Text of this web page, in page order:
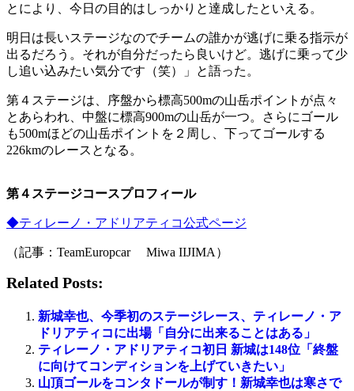
とにより、今日の目的はしっかりと達成したといえる。
明日は長いステージなのでチームの誰かが逃げに乗る指示が
出るだろう。それが自分だったら良いけど。逃げに乗って少
し追い込みたい気分です（笑）」と語った。
第４ステージは、序盤から標高500mの山岳ポイントが点々
とあらわれ、中盤に標高900mの山岳が一つ。さらにゴール
も500mほどの山岳ポイントを２周し、下ってゴールする
226kmのレースとなる。
第４ステージコースプロフィール
◆ティレーノ・アドリアティコ公式ページ
（記事：TeamEuropcar Miwa IIJIMA）
Related Posts:
新城幸也、今季初のステージレース、ティレーノ・ア
ドリアティコに出場「自分に出来ることはある」
ティレーノ・アドリアティコ初日 新城は148位「終盤
に向けてコンディションを上げていきたい」
山頂ゴールをコンタドールが制す！新城幸也は寒さで